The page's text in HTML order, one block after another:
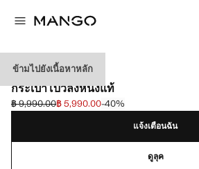
ข้ามไปยังเนื้อหาหลัก
SELECTION / หนัง
กระเป๋าโบว์ลิ่งหนังแท้
ลดราคาเริ่มต้น [฿ 9,990.00 ]
฿ 9,990.00
ราคาปัจจุบัน [฿ 5,990.00 ]
฿ 5,990.00-40%
เลือกสี
แจ้งเตือนฉัน
ดูลุค